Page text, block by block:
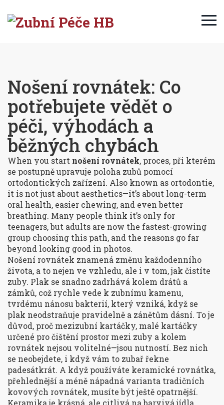
Nošení rovnátek: Co
potřebujete vědět o
péči, výhodách a
běžných chybách
When you start nošení rovnátek, proces, při kterém
se postupně upravuje poloha zubů pomocí
ortodontických zařízení. Also known as ortodontie,
it is not just about aesthetics—it’s about long-term
oral health, easier chewing, and even better
breathing. Many people think it’s only for
teenagers, but adults are now the fastest-growing
group choosing this path, and the reasons go far
beyond looking good in photos.
Nošení rovnátek znamená změnu každodenního
života, a to nejen ve vzhledu, ale i v tom, jak čistíte
zuby. Plak se snadno zadrhává kolem drátů a
zámků, což rychle vede k zubnímu kamenu,
tvrdému nánosu bakterií, který vzniká, když se
plak neodstraňuje pravidelně a zánětům dásní. To je
důvod, proč mezizubní kartáčky, malé kartáčky
určené pro čištění prostor mezi zuby a kolem
rovnátek nejsou volitelné—jsou nutností. Bez nich
se neobejdete, i když vám to zubař řekne
padesátkrát. A když používáte keramické rovnátka,
přehlednější a méně nápadná varianta tradičních
kovových rovnátek, musíte být ještě opatrnější.
Keramika je krásná, ale citlivá na barvivá jídla,